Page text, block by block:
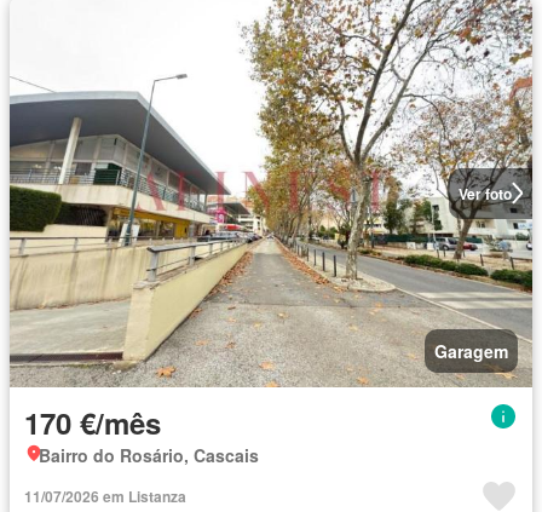
Ver foto
Garagem
170 €/mês
Bairro do Rosário, Cascais
11/07/2026 em Listanza